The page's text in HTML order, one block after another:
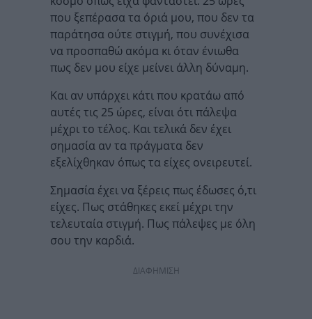
που ξεπέρασα τα όριά μου, που δεν τα
παράτησα ούτε στιγμή, που συνέχισα
να προσπαθώ ακόμα κι όταν ένιωθα
πως δεν μου είχε μείνει άλλη δύναμη.
Και αν υπάρχει κάτι που κρατάω από
αυτές τις 25 ώρες, είναι ότι πάλεψα
μέχρι το τέλος. Και τελικά δεν έχει
σημασία αν τα πράγματα δεν
εξελίχθηκαν όπως τα είχες ονειρευτεί.
Σημασία έχει να ξέρεις πως έδωσες ό,τι
είχες. Πως στάθηκες εκεί μέχρι την
τελευταία στιγμή. Πως πάλεψες με όλη
σου την καρδιά.
ΔΙΑΦΗΜΙΣΗ